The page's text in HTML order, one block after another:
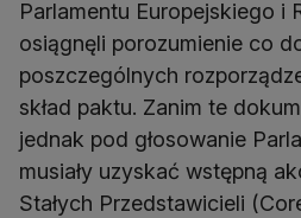
Parlamentu Europejskiego i
osiągnęli porozumienie co
poszczególnych
skład paktu. Zanim te
jednak pod głosowanie
musiały uzyskać wstępną
Stałych Przedstawicieli